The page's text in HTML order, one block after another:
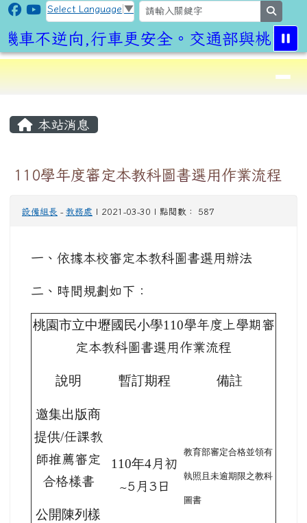
跳至主內容區
CLPS Site
Select Language ▼
車不逆向,行車更安全。交通部與桃園市
⏸
導覽列
本站消息
110學年度審定本教科圖書選用作業流程
設備組長 - 教務處 | 2021-03-30 | 點閱數： 587
一、依據本校審定本教科圖書選用辦法
二、時間規劃如下：
桃園市立中壢國民小學110學年度上學期審
定本教科圖書選用作業流程
說明 暫訂期程 備註
邀集出版商
提供/任課教
師推薦審定
合格樣書
公開陳列樣
110年4 月初
~5月3日
教育部審定合格並領有
執照且未逾期限之教科
圖書